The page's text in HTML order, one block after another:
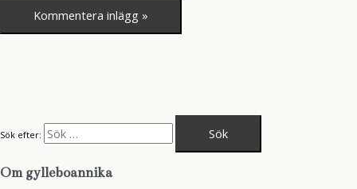
Sök efter:
Om gylleboannika